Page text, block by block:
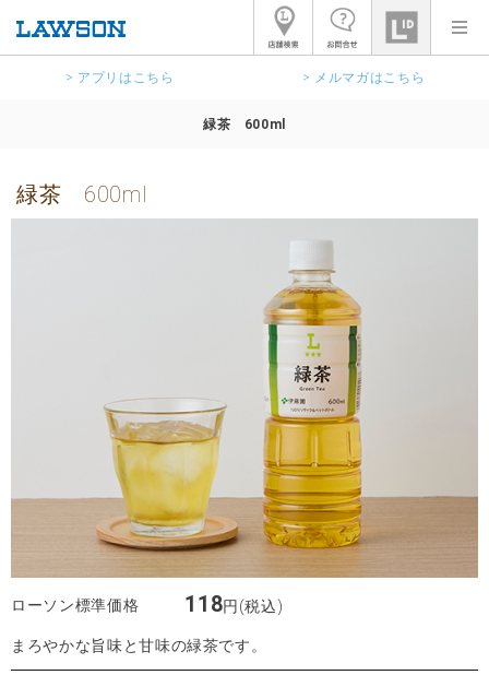
> アプリはこちら > メルマガはこちら
緑茶 600ml
緑茶 600ml
ローソン標準価格 118円(税込)
まろやかな旨味と甘味の緑茶です。